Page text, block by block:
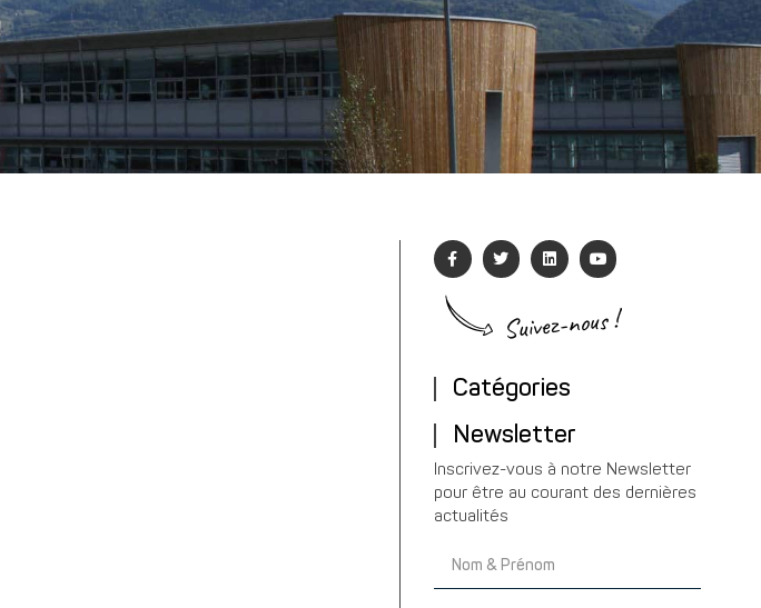
Suivez-nous !
Catégories
Newsletter
Inscrivez-vous à notre Newsletter
pour être au courant des dernières
actualités